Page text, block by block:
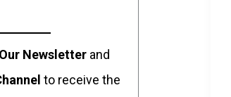
Our Newsletter and
to receive the